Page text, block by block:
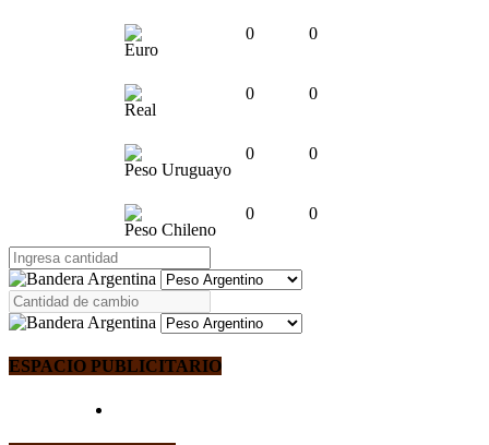
Euro
0 0
Real
0 0
Peso Uruguayo
0 0
Peso Chileno
0 0
ESPACIO PUBLICITARIO